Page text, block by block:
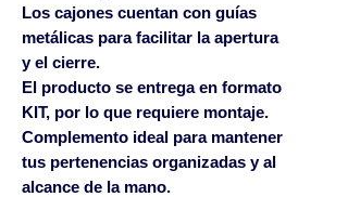
Los cajones cuentan con guías
metálicas para facilitar la apertura
y el cierre.
El producto se entrega en formato
KIT, por lo que requiere montaje.
Complemento ideal para mantener
tus pertenencias organizadas y al
alcance de la mano.